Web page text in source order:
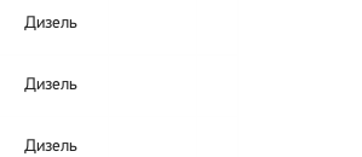
Дизель
Дизель
Дизель